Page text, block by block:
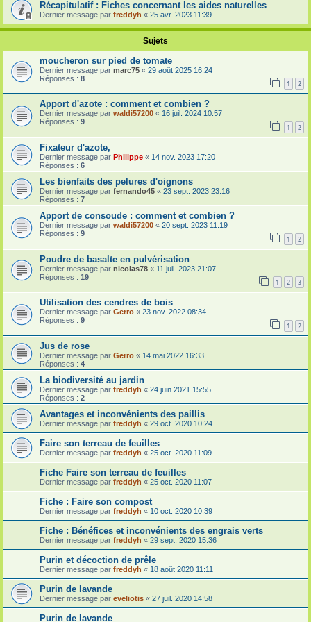
Récapitulatif : Fiches concernant les aides naturelles
Dernier message par freddyh « 25 avr. 2023 11:39
Sujets
moucheron sur pied de tomate
Dernier message par marc75 « 29 août 2025 16:24
Réponses : 8
1 2
Apport d'azote : comment et combien ?
Dernier message par waldi57200 « 16 juil. 2024 10:57
Réponses : 9
1 2
Fixateur d'azote,
Dernier message par Philippe « 14 nov. 2023 17:20
Réponses : 6
Les bienfaits des pelures d'oignons
Dernier message par fernando45 « 23 sept. 2023 23:16
Réponses : 7
Apport de consoude : comment et combien ?
Dernier message par waldi57200 « 20 sept. 2023 11:19
Réponses : 9
1 2
Poudre de basalte en pulvérisation
Dernier message par nicolas78 « 11 juil. 2023 21:07
Réponses : 19
1 2 3
Utilisation des cendres de bois
Dernier message par Gerro « 23 nov. 2022 08:34
Réponses : 9
1 2
Jus de rose
Dernier message par Gerro « 14 mai 2022 16:33
Réponses : 4
La biodiversité au jardin
Dernier message par freddyh « 24 juin 2021 15:55
Réponses : 2
Avantages et inconvénients des paillis
Dernier message par freddyh « 29 oct. 2020 10:24
Faire son terreau de feuilles
Dernier message par freddyh « 25 oct. 2020 11:09
Fiche Faire son terreau de feuilles
Dernier message par freddyh « 25 oct. 2020 11:07
Fiche : Faire son compost
Dernier message par freddyh « 10 oct. 2020 10:39
Fiche : Bénéfices et inconvénients des engrais verts
Dernier message par freddyh « 29 sept. 2020 15:36
Purin et décoction de prêle
Dernier message par freddyh « 18 août 2020 11:11
Purin de lavande
Dernier message par eveliotis « 27 juil. 2020 14:58
Purin de lavande